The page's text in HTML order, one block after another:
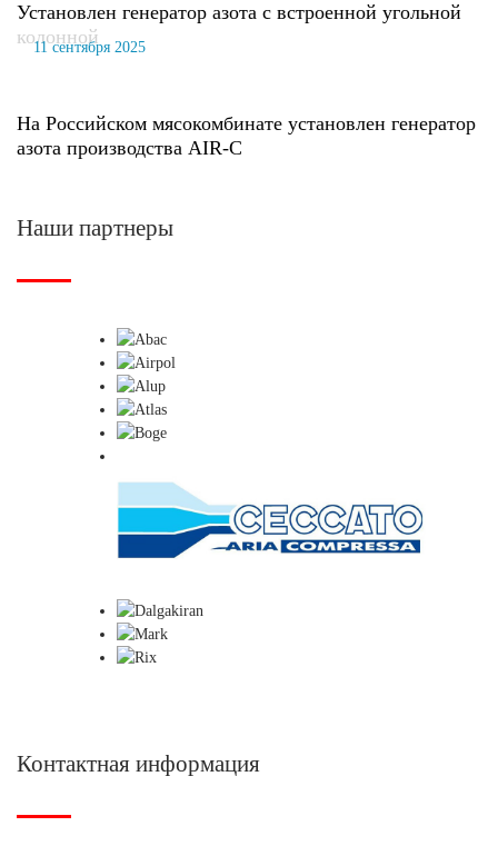
Установлен генератор азота с встроенной угольной
колонной
11 сентября 2025
На Российском мясокомбинате установлен генератор
азота производства AIR-C
Наши партнеры
Контактная информация